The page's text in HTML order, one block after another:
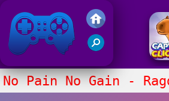
Juegos Friv 2017
No Pain No Gain -